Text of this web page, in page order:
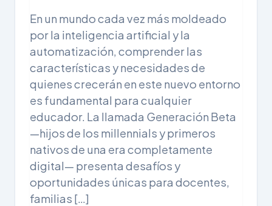
En un mundo cada vez más moldeado
por la inteligencia artificial y la
automatización, comprender las
características y necesidades de
quienes crecerán en este nuevo entorno
es fundamental para cualquier
educador. La llamada Generación Beta
—hijos de los millennials y primeros
nativos de una era completamente
digital— presenta desafíos y
oportunidades únicas para docentes,
familias […]